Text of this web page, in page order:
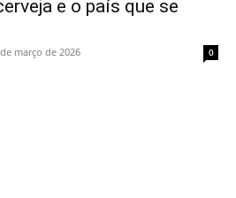
e o país que se
março de 2026 0